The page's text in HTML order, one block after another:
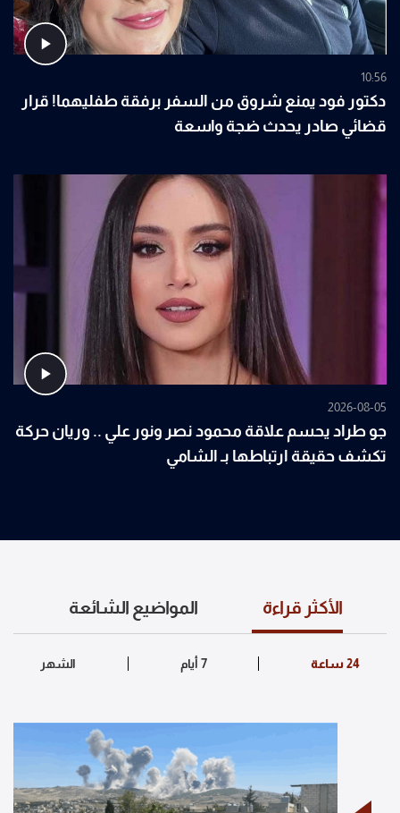
10:56
دكتور فود يمنع شروق من السفر برفقة طفليهما! قرار
قضائي صادر يحدث ضجة واسعة
2026-08-05
جو طراد يحسم علاقة محمود نصر ونور علي .. وريان حركة
تكشف حقيقة ارتباطها بـ الشامي
الأكثر قراءة المواضيع الشائعة